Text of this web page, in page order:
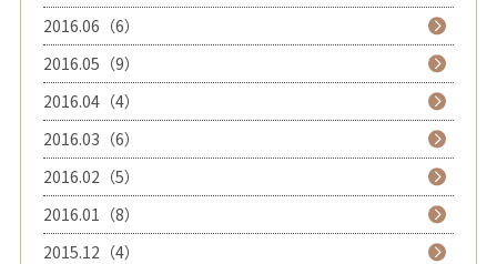
2016.06（6）
2016.05（9）
2016.04（4）
2016.03（6）
2016.02（5）
2016.01（8）
2015.12（4）